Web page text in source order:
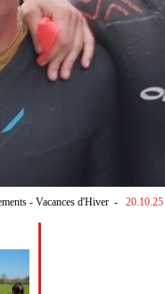
- Vacances d'Hiver - 20.10.25